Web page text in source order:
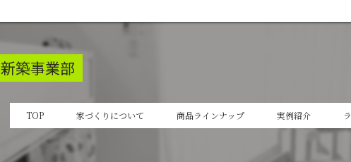
新築事業部
TOP 家づくりについて 商品ラインナップ 実例紹介